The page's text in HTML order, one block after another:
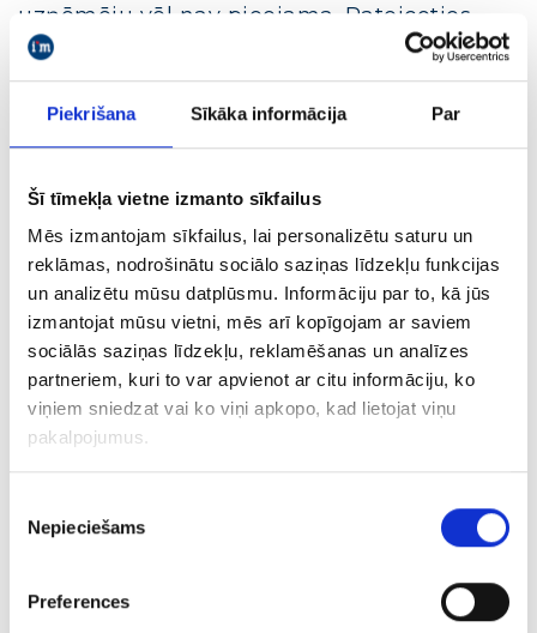
Piekrišana Sīkāka informācija Par
Šī tīmekļa vietne izmanto sīkfailus
Mēs izmantojam sīkfailus, lai personalizētu saturu un
reklāmas, nodrošinātu sociālo saziņas līdzekļu funkcijas
un analizētu mūsu datplūsmu. Informāciju par to, kā jūs
izmantojat mūsu vietni, mēs arī kopīgojam ar saviem
sociālās saziņas līdzekļu, reklamēšanas un analīzes
partneriem, kuri to var apvienot ar citu informāciju, ko
viņiem sniedzat vai ko viņi apkopo, kad lietojat viņu
pakalpojumus.
izvēle
Nepieciešams
Preferences
uzņēmēju vēl nav pieejama. Pateicoties
iMarketings.lv statusam, varam pretendēt
uz šādas funkcionalitātes izmantošanu,
pirms tā ir pieejama visiem uzņēmumiem.
Siguldā norisinājās
iMarketings.lv seminārs
par Facebook reklāmas
iespējām
22/05/2017
SEO optimizācija